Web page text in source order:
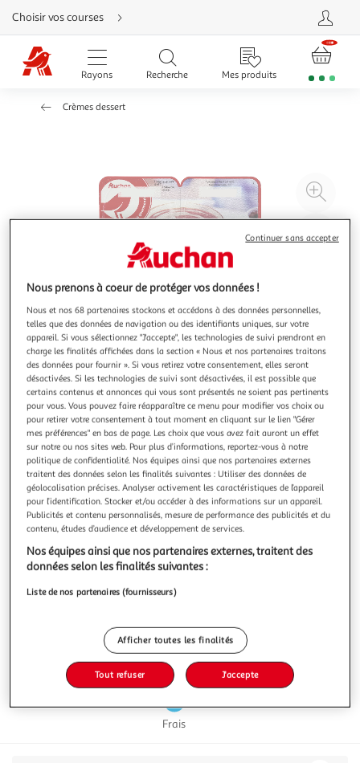
Aller
directement
au
contenu
Aller
directement
Aller
d'aide
Choisir vos courses
Rayons Recherche Mes produits
Crèmes dessert
à
Illustration
précédente
Illustration
suivante
Nos clients adorentVoir conditions
4.7 (20)
AUCHAN
Crème dessert au chocolat
"Découvrez nos délicieuses crèmes desserts à base de lait
Français. De nombreuses variétés pour plaire à toute la
famille et ravir vos papilles ! Laissez-vous séduire par
l’onctuosité de ce dessert"
En savoir +
4x125g
Vous voulez connaître le prix de ce produit ?
Afficher le prix
Frais
Nous prenons à coeur de protéger vos données !
Nous et nos 68 partenaires stockons et accédons à des données personnelles,
telles que des données de navigation ou des identifiants uniques, sur votre
appareil. Si vous sélectionnez "J'accepte", les technologies de suivi prendront en
charge les finalités affichées dans la section « Nous et nos partenaires traitons
des données pour fournir ». Si vous retirez votre consentement, elles seront
désactivées. Si les technologies de suivi sont désactivées, il est possible que
certains contenus et annonces qui vous sont présentés ne soient pas pertinents
pour vous. Vous pouvez faire réapparaître ce menu pour modifier vos choix ou
pour retirer votre consentement à tout moment en cliquant sur le lien "Gérer
mes préférences" en bas de page. Les choix que vous avez fait auront un effet
sur notre ou nos sites web. Pour plus d’informations, reportez-vous à notre
politique de confidentialité. Nos équipes ainsi que nos partenaires externes
traitent des données selon les finalités suivantes : Utiliser des données de
géolocalisation précises. Analyser activement les caractéristiques de l’appareil
pour l’identification. Stocker et/ou accéder à des informations sur un appareil.
Publicités et contenu personnalisés, mesure de performance des publicités et du
contenu, études d’audience et développement de services.
Nos équipes ainsi que nos partenaires externes, traitent des
données selon les finalités suivantes :
Liste de nos partenaires (fournisseurs)
Afficher toutes les finalités
Tout refuser J'accepte
Continuer sans accepter